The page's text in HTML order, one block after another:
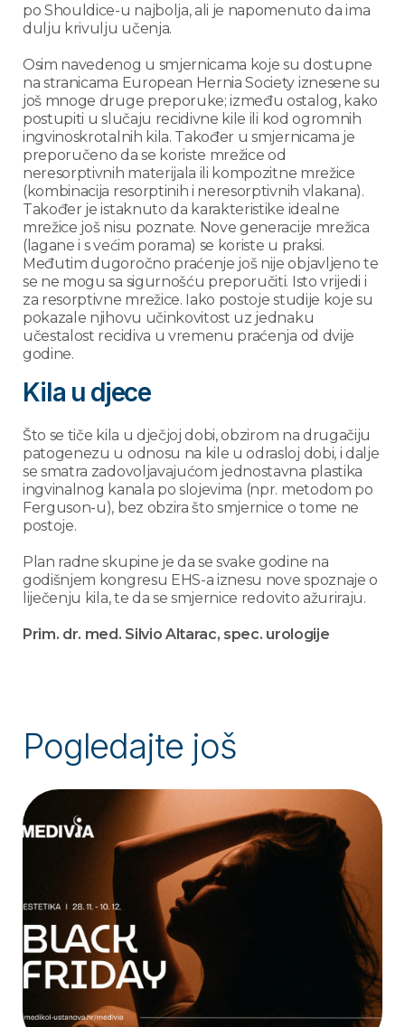
po Shouldice-u najbolja, ali je napomenuto da ima
dulju krivulju učenja.
Osim navedenog u smjernicama koje su dostupne
na stranicama European Hernia Society iznesene su
još mnoge druge preporuke; između ostalog, kako
postupiti u slučaju recidivne kile ili kod ogromnih
ingvinoskrotalnih kila. Također u smjernicama je
preporučeno da se koriste mrežice od
neresorptivnih materijala ili kompozitne mrežice
(kombinacija resorptinih i neresorptivnih vlakana).
Također je istaknuto da karakteristike idealne
mrežice još nisu poznate. Nove generacije mrežica
(lagane i s većim porama) se koriste u praksi.
Međutim dugoročno praćenje još nije objavljeno te
se ne mogu sa sigurnošću preporučiti. Isto vrijedi i
za resorptivne mrežice. Iako postoje studije koje su
pokazale njihovu učinkovitost uz jednaku
učestalost recidiva u vremenu praćenja od dvije
godine.
Kila u djece
Što se tiče kila u dječjoj dobi, obzirom na drugačiju
patogenezu u odnosu na kile u odrasloj dobi, i dalje
se smatra zadovoljavajućom jednostavna plastika
ingvinalnog kanala po slojevima (npr. metodom po
Ferguson-u), bez obzira što smjernice o tome ne
postoje.
Plan radne skupine je da se svake godine na
godišnjem kongresu EHS-a iznesu nove spoznaje o
liječenju kila, te da se smjernice redovito ažuriraju.
Prim. dr. med. Silvio Altarac, spec. urologije
Pogledajte još